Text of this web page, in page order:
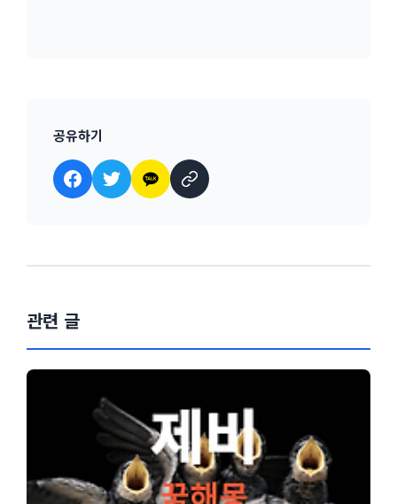
공유하기
관련 글